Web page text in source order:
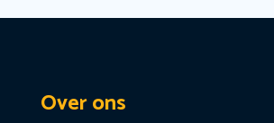
Over ons